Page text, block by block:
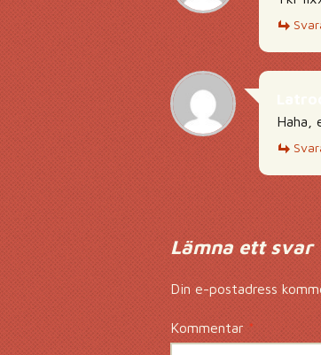
Haha,
Lämna ett svar
Din e-postadress
Kommentar*